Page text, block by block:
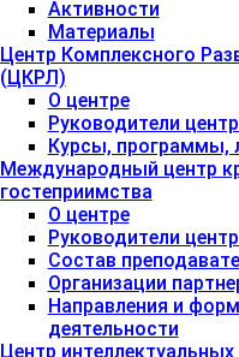
Активности
Материалы
Центр Комплексного
(ЦКРЛ)
О центре
Руководители
Курсы, программы,
Международный центр
гостеприимства
О центре
Руководители
Состав
Организации
Направления и
деятельности
Центр интеллектуальных